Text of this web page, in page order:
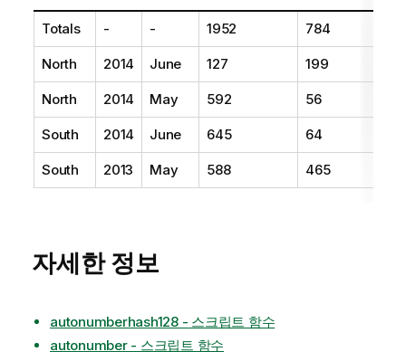
Totals - - 1952 784
North 2014 June 127 199
North 2014 May 592 56
South 2014 June 645 64
South 2013 May 588 465
자세한 정보
autonumberhash128 - 스크립트 함수
autonumber - 스크립트 함수